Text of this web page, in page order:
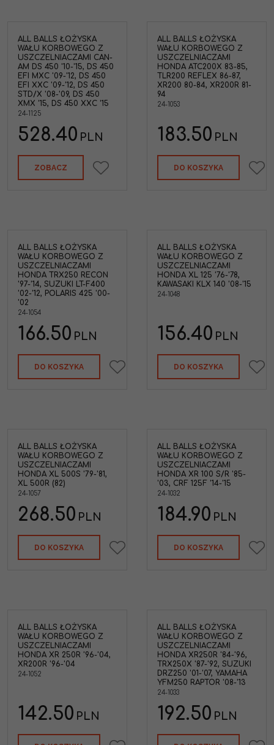
ALL BALLS ŁOŻYSKA
WAŁU KORBOWEGO Z
USZCZELNIACZAMI CAN-
AM DS 450 '10-'15, DS 450
EFI MXC '09-'12, DS 450
EFI XXC '09-'12, DS 450
STD/X '08-'09, DS 450
XMX '15, DS 450 XXC '15
24-1125
528.40 PLN
ZOBACZ
ALL BALLS ŁOŻYSKA
WAŁU KORBOWEGO Z
USZCZELNIACZAMI
HONDA ATC200X 83-85,
TLR200 REFLEX 86-87,
XR200 80-84, XR200R 81-
94
24-1053
183.50 PLN
DO KOSZYKA
ALL BALLS ŁOŻYSKA
WAŁU KORBOWEGO Z
USZCZELNIACZAMI
HONDA TRX250 RECON
'97-'14, SUZUKI LT-F400
'02-'12, POLARIS 425 '00-
'02
24-1054
166.50 PLN
DO KOSZYKA
ALL BALLS ŁOŻYSKA
WAŁU KORBOWEGO Z
USZCZELNIACZAMI
HONDA XL 125 '76-'78,
KAWASAKI KLX 140 '08-'15
24-1048
156.40 PLN
DO KOSZYKA
ALL BALLS ŁOŻYSKA
WAŁU KORBOWEGO Z
USZCZELNIACZAMI
HONDA XL 500S '79-'81,
XL 500R (82)
24-1057
268.50 PLN
DO KOSZYKA
ALL BALLS ŁOŻYSKA
WAŁU KORBOWEGO Z
USZCZELNIACZAMI
HONDA XR 100 S/R '85-
'03, CRF 125F '14-'15
24-1032
184.90 PLN
DO KOSZYKA
ALL BALLS ŁOŻYSKA
WAŁU KORBOWEGO Z
USZCZELNIACZAMI
HONDA XR 250R '96-'04,
XR200R '96-'04
24-1052
142.50 PLN
ALL BALLS ŁOŻYSKA
WAŁU KORBOWEGO Z
USZCZELNIACZAMI
HONDA XR250R '84-'96,
TRX250X '87-'92, SUZUKI
DRZ250 '01-'07, YAMAHA
YFM250 RAPTOR '08-'13
24-1033
192.50 PLN